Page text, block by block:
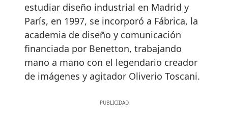
estudiar diseño industrial en Madrid y
París, en 1997, se incorporó a Fábrica, la
academia de diseño y comunicación
financiada por Benetton, trabajando
mano a mano con el legendario creador
de imágenes y agitador Oliverio Toscani.